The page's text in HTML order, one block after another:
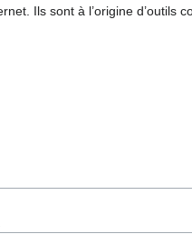
Ils sont à l’origine d’outils